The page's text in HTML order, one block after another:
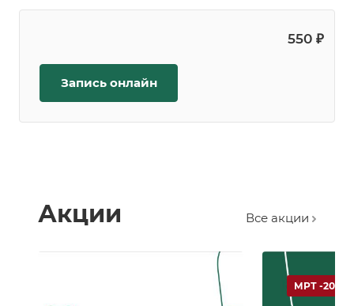
550 ₽
Запись онлайн
Акции Все акции
МРТ -20 %